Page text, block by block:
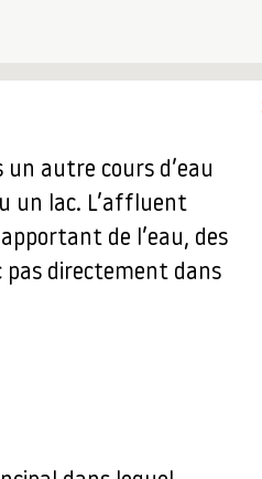
autre cours d’eau
un lac. L’affluent
de l’eau, des
directement dans